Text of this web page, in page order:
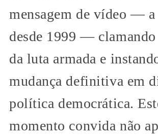
mensagem de vídeo —
desde 1999 —
da luta armada e
mudança definitiva em
política democrática.
momento convida não